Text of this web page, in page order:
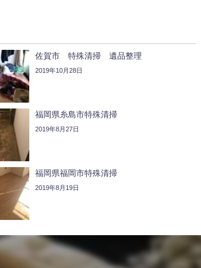
佐賀市 特殊清掃 遺品整理
2019年10月28日
福岡県糸島市特殊清掃
2019年8月27日
福岡県福岡市特殊清掃
2019年8月19日